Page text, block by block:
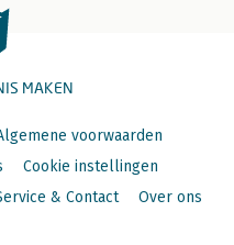
MAKEN
voorwaarden
Cookie instellingen
& Contact Over ons